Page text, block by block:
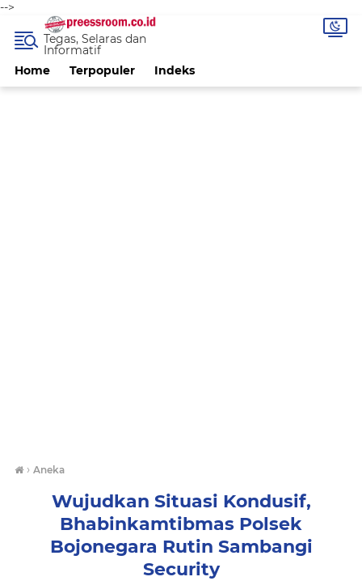
-->
Home Terpopuler Indeks
Tegas, Selaras dan
Informatif
› Aneka
Wujudkan Situasi Kondusif,
Bhabinkamtibmas Polsek
Bojonegara Rutin Sambangi
Security